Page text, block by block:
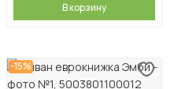
В корзину
-15%